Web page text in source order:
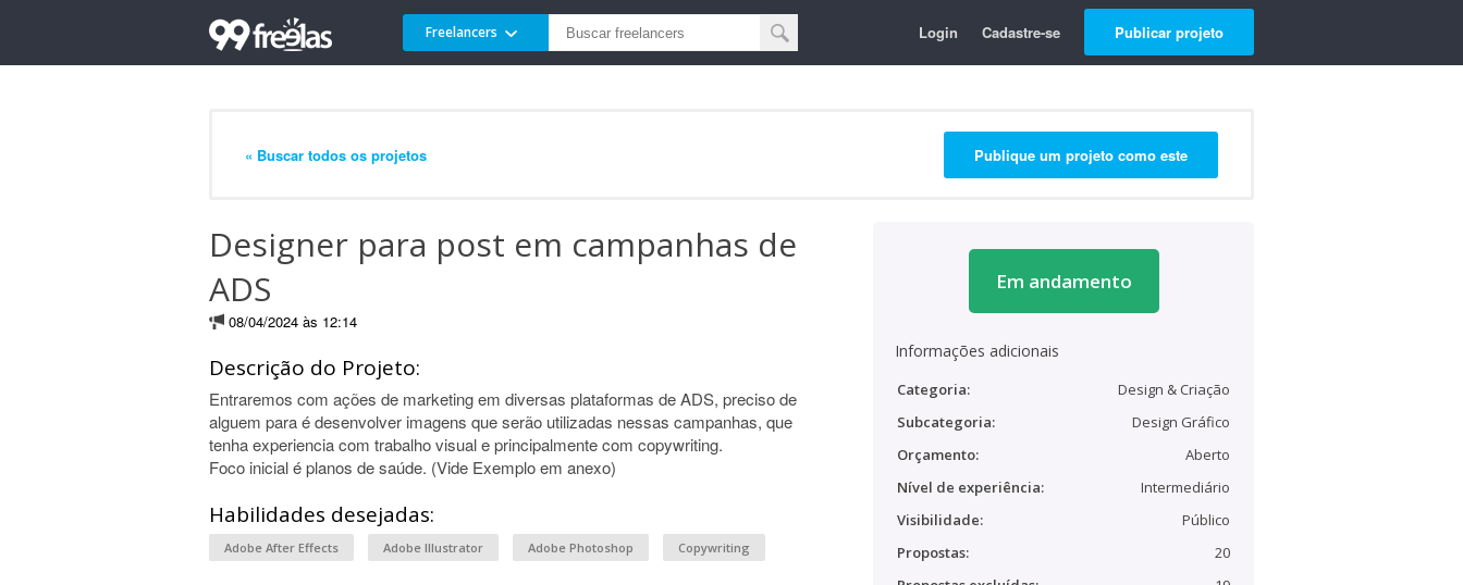
Freelancers Login Cadastre-se Publicar projeto
« Buscar todos os projetos Publique um projeto como este
Designer para post em campanhas de
ADS
08/04/2024 às 12:14
Descrição do Projeto:
Entraremos com ações de marketing em diversas plataformas de ADS, preciso de
alguem para é desenvolver imagens que serão utilizadas nessas campanhas, que
tenha experiencia com trabalho visual e principalmente com copywriting.
Foco inicial é planos de saúde. (Vide Exemplo em anexo)
Habilidades desejadas:
Adobe After Effects Adobe Illustrator Adobe Photoshop Copywriting
Em andamento
Informações adicionais
Categoria:
Design & Criação
Subcategoria:
Design Gráfico
Orçamento:
Aberto
Nível de experiência:
Intermediário
Visibilidade:
Público
Propostas:
20